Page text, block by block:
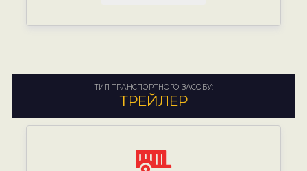
ТИП ТРАНСПОРТНОГО ЗАСОБУ:
ТРЕЙЛЕР